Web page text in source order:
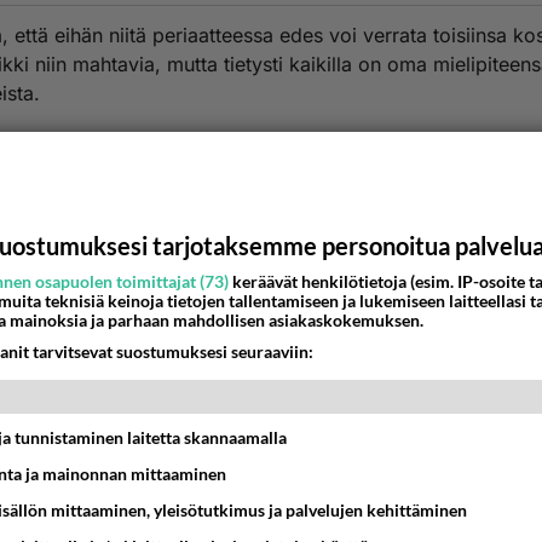
että eihän niitä periaatteessa edes voi verrata toisiinsa
niin mahtavia, mutta tietysti kaikilla on oma
Shadows
A Smile Upon Your Face
päivittäin kuuntelen Coldplayn tuotantoa, enkä vielä ole
:)
tarjotaksemme personoitua
osapuolen toimittajat (73) keräävät henkilötietoja (esim. IP-osoite
teknisiä keinoja tietojen tallentamiseen ja lukemiseen laitteellasi
ja parhaan mahdollisen asiakaskokemuksen.
tarvitsevat suostumuksesi seuraaviin:
tunnistaminen laitetta skannaamalla
ja mainonnan mittaaminen
mittaaminen, yleisötutkimus ja palvelujen kehittäminen